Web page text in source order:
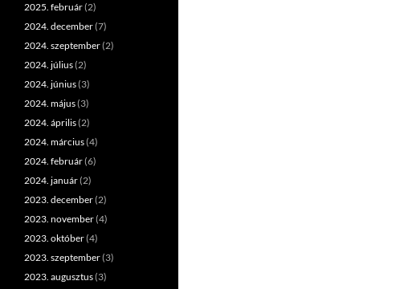
2025. február(2)
2024. december(7)
2024. szeptember(2)
2024. július(2)
2024. június(3)
2024. május(3)
2024. április(2)
2024. március(4)
2024. február(6)
2024. január(2)
2023. december(2)
2023. november(4)
2023. október(4)
2023. szeptember(3)
2023. augusztus(3)